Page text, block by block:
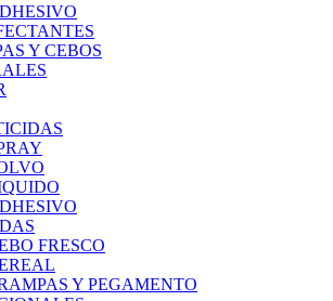
Y CEBOS
FRESCO
Y PEGAMENTO